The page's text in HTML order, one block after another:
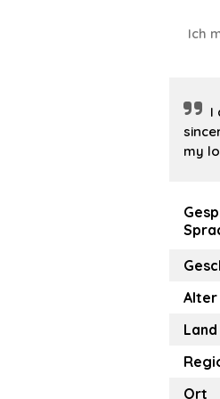
Ich
I
my
Alter
Land
Ort